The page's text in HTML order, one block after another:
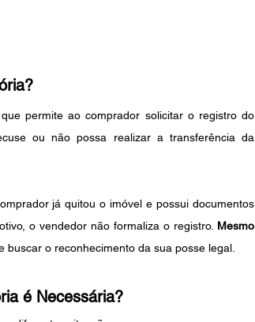
permite ao comprador solicitar o registro do
ou não possa realizar a transferência da
já quitou o imóvel e possui documentos
o vendedor não formaliza o registro. Mesmo
buscar o reconhecimento da sua posse legal.
é Necessária?